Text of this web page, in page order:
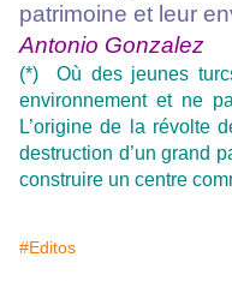
patrimoine et leur
Antonio Gonzalez
(*) Où des jeunes
environnement et ne
L’origine de la révolte
destruction d’un grand
construire un centre
#Editos